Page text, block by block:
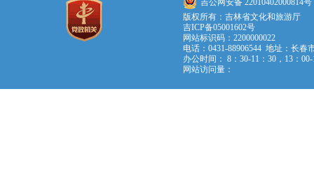
吉公网安备 22010402000814号
版权所有：吉林省文化和旅游厅
吉ICP备05001602号
网站标识码：2200000022
电话：0431-88906544 地址：长春
办公时间： 8：30-11：30，13：
网站访问量：